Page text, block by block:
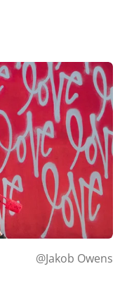
@Jakob Owens